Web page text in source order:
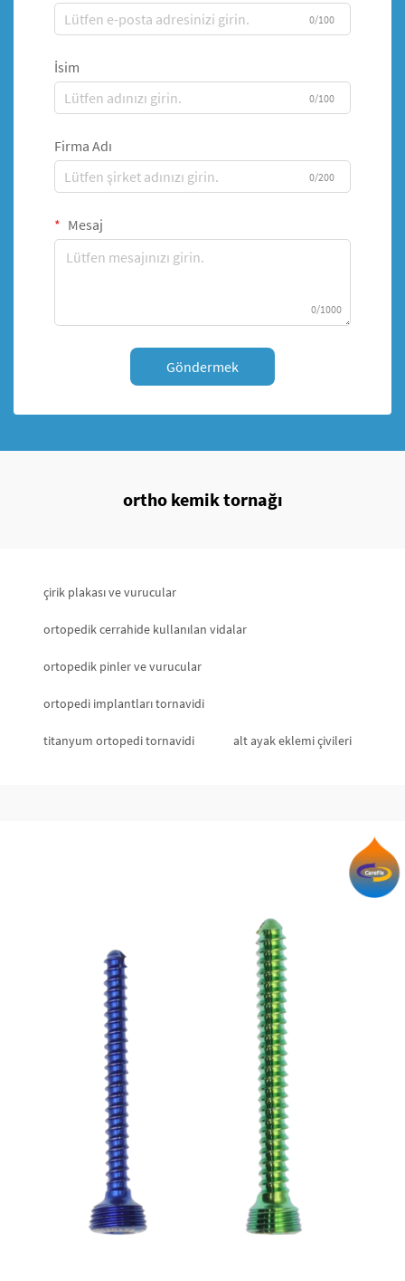
0/100
İsim
0/100
Firma Adı
0/200
Mesaj
0/1000
Göndermek
ortho kemik tornağı
çirik plakası ve vurucular
ortopedik cerrahide kullanılan vidalar
ortopedik pinler ve vurucular
ortopedi implantları tornavidi
titanyum ortopedi tornavidi alt ayak eklemi çivileri